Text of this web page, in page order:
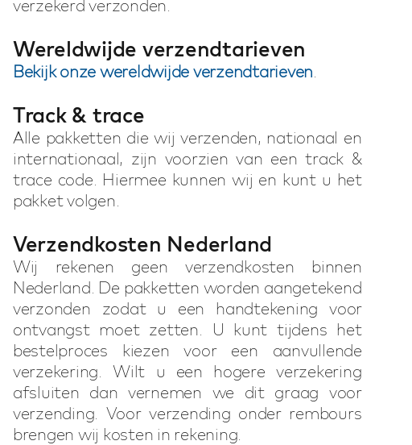
verzekerd verzonden.
Wereldwijde verzendtarieven
Bekijk onze wereldwijde verzendtarieven.
Track & trace
Alle pakketten die wij verzenden, nationaal en
internationaal, zijn voorzien van een track &
trace code. Hiermee kunnen wij en kunt u het
pakket volgen.
Verzendkosten Nederland
Wij rekenen geen verzendkosten binnen
Nederland. De pakketten worden aangetekend
verzonden zodat u een handtekening voor
ontvangst moet zetten. U kunt tijdens het
bestelproces kiezen voor een aanvullende
verzekering. Wilt u een hogere verzekering
afsluiten dan vernemen we dit graag voor
verzending. Voor verzending onder rembours
brengen wij kosten in rekening.